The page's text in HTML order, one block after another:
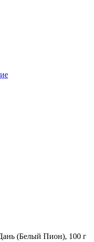
(Белый Пион), 100 г